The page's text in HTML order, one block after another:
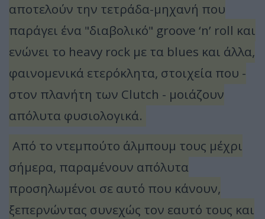
αποτελούν την τετράδα-μηχανή που
παράγει ένα "διαβολικό" groove ‘n’ roll και
ενώνει το heavy rock με τα blues και άλλα,
φαινομενικά ετερόκλητα, στοιχεία που -
στον πλανήτη των Clutch - μοιάζουν
απόλυτα φυσιολογικά.
Από το ντεμπούτο άλμπουμ τους μέχρι
σήμερα, παραμένουν απόλυτα
προσηλωμένοι σε αυτό που κάνουν,
ξεπερνώντας συνεχώς τον εαυτό τους και